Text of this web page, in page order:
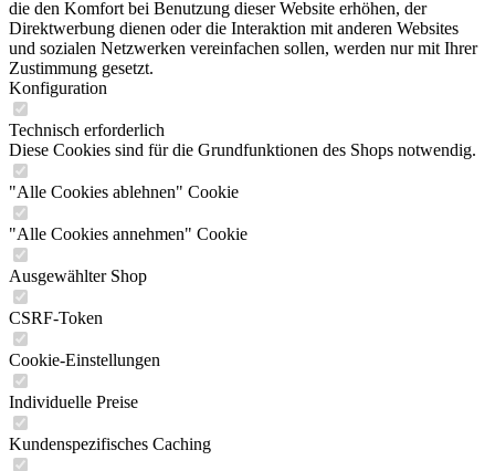
die den Komfort bei Benutzung dieser Website erhöhen, der
Direktwerbung dienen oder die Interaktion mit anderen Websites
und sozialen Netzwerken vereinfachen sollen, werden nur mit Ihrer
Zustimmung gesetzt.
Konfiguration
Technisch erforderlich
Diese Cookies sind für die Grundfunktionen des Shops notwendig.
"Alle Cookies ablehnen" Cookie
"Alle Cookies annehmen" Cookie
Ausgewählter Shop
CSRF-Token
Cookie-Einstellungen
Individuelle Preise
Kundenspezifisches Caching